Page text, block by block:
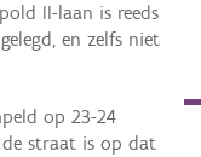
II-laan is reeds
en zelfs niet
op 23-24
de straat is op dat